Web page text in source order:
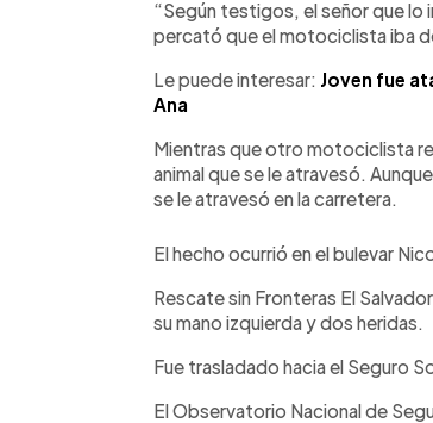
“Según testigos, el señor que lo
percató que el motociclista iba
Le puede interesar: Joven fue
Ana
Mientras que otro motociclista
animal que se le atravesó.
se le atravesó en la carretera.
El hecho ocurrió en el bulevar
Rescate sin Fronteras El
su mano izquierda y dos heridas.
Fue trasladado hacia el Seguro
El Observatorio Nacional de